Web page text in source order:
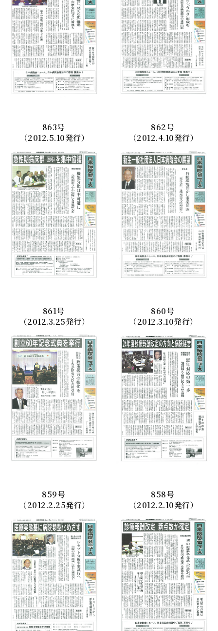
863号
（2012.5.10発行）
862号
（2012.4.10発行）
861号
（2012.3.25発行）
860号
（2012.3.10発行）
859号
（2012.2.25発行）
858号
（2012.2.10発行）